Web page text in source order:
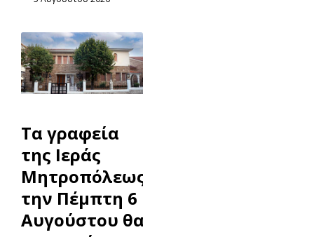
Τα γραφεία
της Ιεράς
Μητροπόλεως
την Πέμπτη 6
Αυγούστου θα